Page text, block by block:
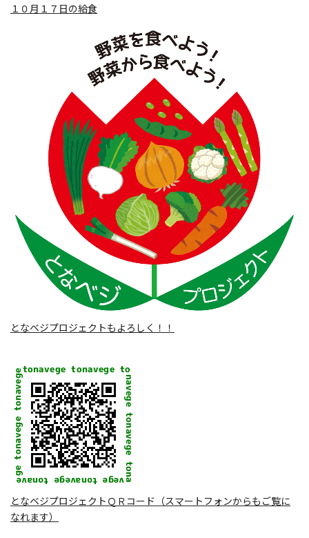
１０月１７日の給食
となベジプロジェクトもよろしく！！
となベジプロジェクトＱＲコード（スマートフォンからもご覧に
なれます）